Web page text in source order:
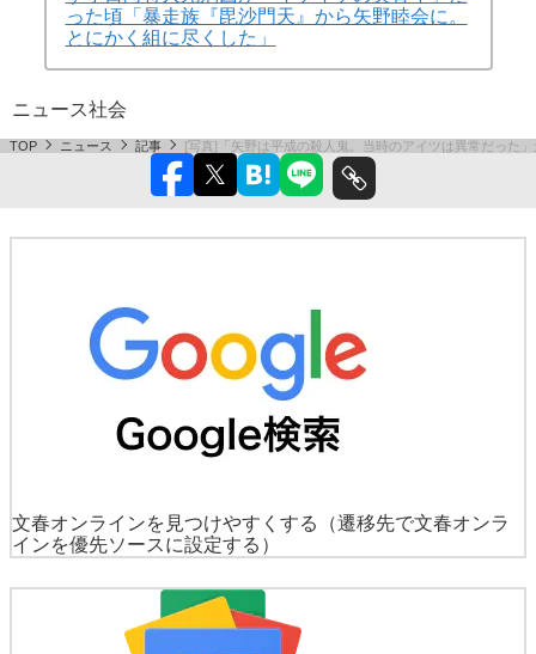
った頃「暴走族『毘沙門天』から矢野睦会に。
とにかく組に尽くした」
ニュース社会
TOP ニュース 記事 [写真]「矢野は平成の殺人鬼。当時のアイツは異常だった
文春オンラインを見つけやすくする
（遷移先で文春オンラ
インを優先ソースに設定する）